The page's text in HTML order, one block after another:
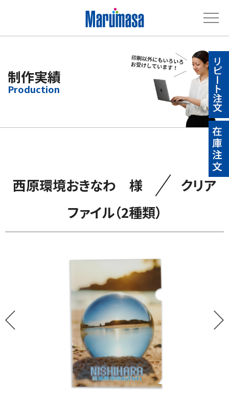
制作実績
西原環境おきなわ 様 ／ クリア
ファイル（2種類）